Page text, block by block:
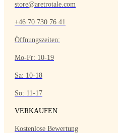
store@aretrotale.com
+46 70 730 76 41
Öffnungszeiten:
Mo-Fr: 10-19
Sa: 10-18
So: 11-17
VERKAUFEN
Kostenlose Bewertung